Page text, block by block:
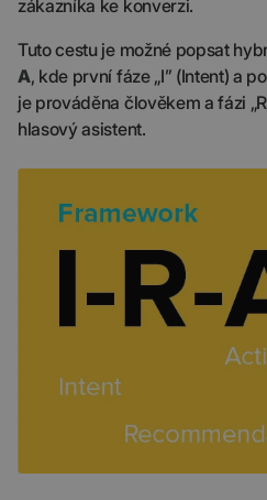
zákazníka ke konverzi.
Tuto cestu je možné popsat
A, kde první fáze „I” (Intent) a
je prováděna člověkem a fázi
hlasový asistent.